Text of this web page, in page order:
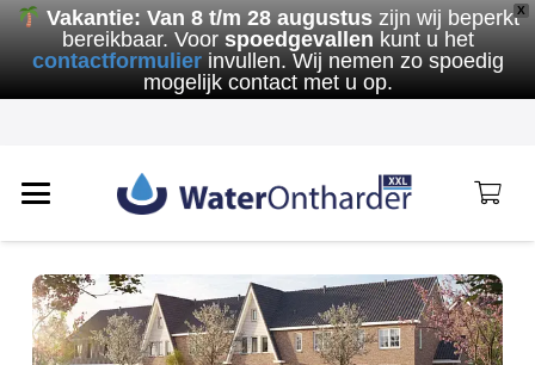
X
Vakantie: Van 8 t/m 28 augustuszijn wij beperkt
bereikbaar. Voor spoedgevallen kunt u het
contactformulierinvullen. Wij nemen zo spoedig
mogelijk contact met u op.